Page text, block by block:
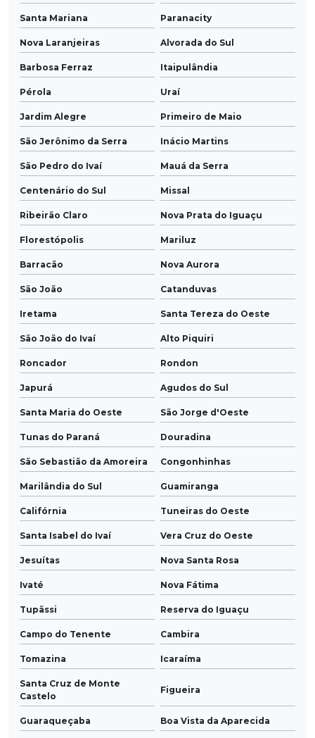
Santa Mariana Paranacity
Nova Laranjeiras Alvorada do Sul
Barbosa Ferraz Itaipulândia
Pérola Uraí
Jardim Alegre Primeiro de Maio
São Jerônimo da Serra Inácio Martins
São Pedro do Ivaí Mauá da Serra
Centenário do Sul Missal
Ribeirão Claro Nova Prata do Iguaçu
Florestópolis Mariluz
Barracão Nova Aurora
São João Catanduvas
Iretama Santa Tereza do Oeste
São João do Ivaí Alto Piquiri
Roncador Rondon
Japurá Agudos do Sul
Santa Maria do Oeste São Jorge d'Oeste
Tunas do Paraná Douradina
São Sebastião da Amoreira Congonhinhas
Marilândia do Sul Guamiranga
Califórnia Tuneiras do Oeste
Santa Isabel do Ivaí Vera Cruz do Oeste
Jesuítas Nova Santa Rosa
Ivaté Nova Fátima
Tupãssi Reserva do Iguaçu
Campo do Tenente Cambira
Tomazina Icaraíma
Santa Cruz de Monte
Castelo
Figueira
Guaraqueçaba Boa Vista da Aparecida